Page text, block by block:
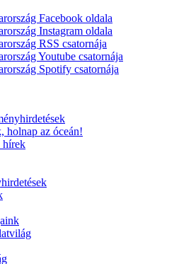
holnap az óceán!
hírek